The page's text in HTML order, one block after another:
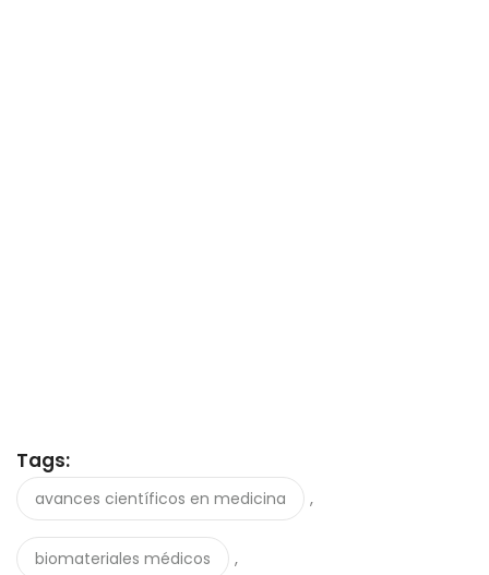
Tags:
avances científicos en medicina ,
biomateriales médicos ,